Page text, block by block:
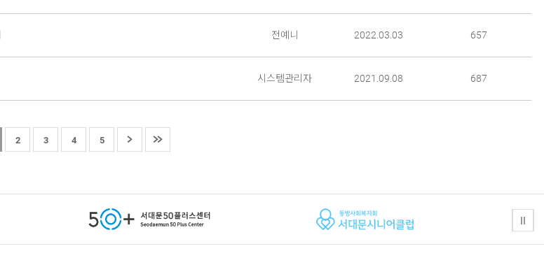
전예니 2022.03.03 657
시스템관리자 2021.09.08 687
2 3 4 5
정지